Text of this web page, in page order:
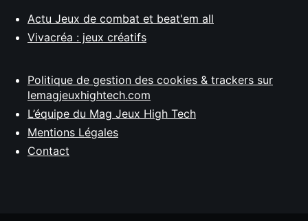
Actu Jeux de combat et beat'em all
Vivacréa : jeux créatifs
Politique de gestion des cookies & trackers sur
lemagjeuxhightech.com
L’équipe du Mag Jeux High Tech
Mentions Légales
Contact